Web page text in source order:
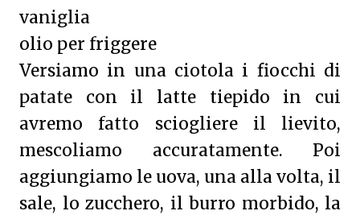
vaniglia
olio per friggere
Versiamo in una ciotola i fiocchi di
patate con il latte tiepido in cui
avremo fatto sciogliere il lievito,
mescoliamo accuratamente. Poi
aggiungiamo le uova, una alla volta, il
sale, lo zucchero, il burro morbido, la